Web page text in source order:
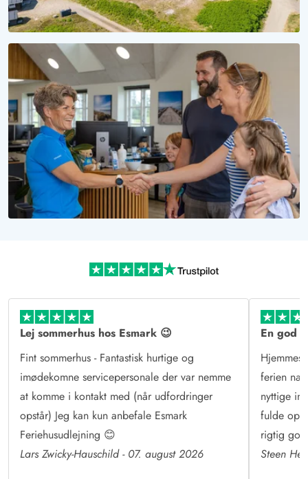
SÆSON 2028
Reservér dit sommerhus til 2028
Uforpligtende at reservere, uforglemmelig at opleve
Læs mere om Esmark og vores historie
Lej sommerhus hos Esmark 😉
Fint sommerhus - Fantastisk hurtige og
imødekomne servicepersonale der var nemme
at komme i kontakt med (når udfordringer
opstår) Jeg kan kun anbefale Esmark
Feriehusudlejning 😊
Lars Zwicky-Hauschild - 07. august 2026
En god
ferien
nyttige
fulde op
rigtig
Steen